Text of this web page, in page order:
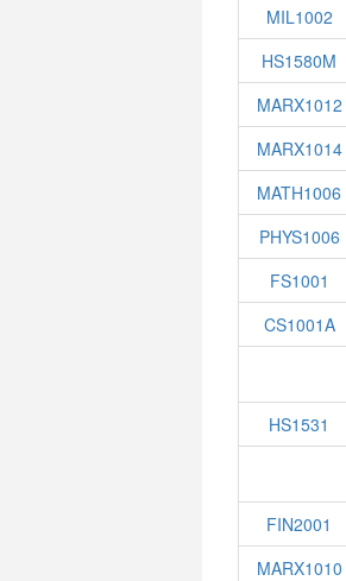
MIL1002
HS1580M
MARX1012
MARX1014
MATH1006
PHYS1006
FS1001
CS1001A
HS1531
FIN2001
MARX1010